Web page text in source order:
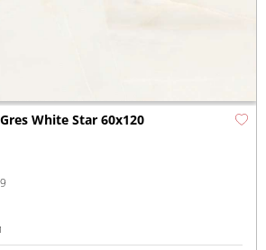
White Star 60x120